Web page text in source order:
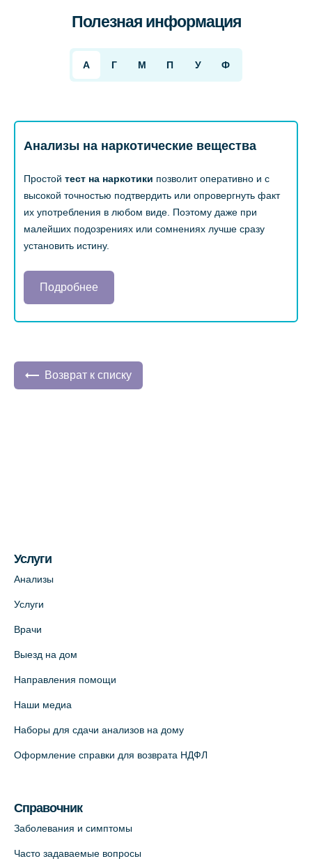
Полезная информация
А Г М П У Ф
Анализы на наркотические вещества
Простой тест на наркотики позволит оперативно и с
высокой точностью подтвердить или опровергнуть факт
их употребления в любом виде. Поэтому даже при
малейших подозрениях или сомнениях лучше сразу
установить истину.
Подробнее
Возврат к списку
Услуги
Анализы
Услуги
Врачи
Выезд на дом
Направления помощи
Наши медиа
Наборы для сдачи анализов на дому
Оформление справки для возврата НДФЛ
Справочник
Заболевания и симптомы
Часто задаваемые вопросы